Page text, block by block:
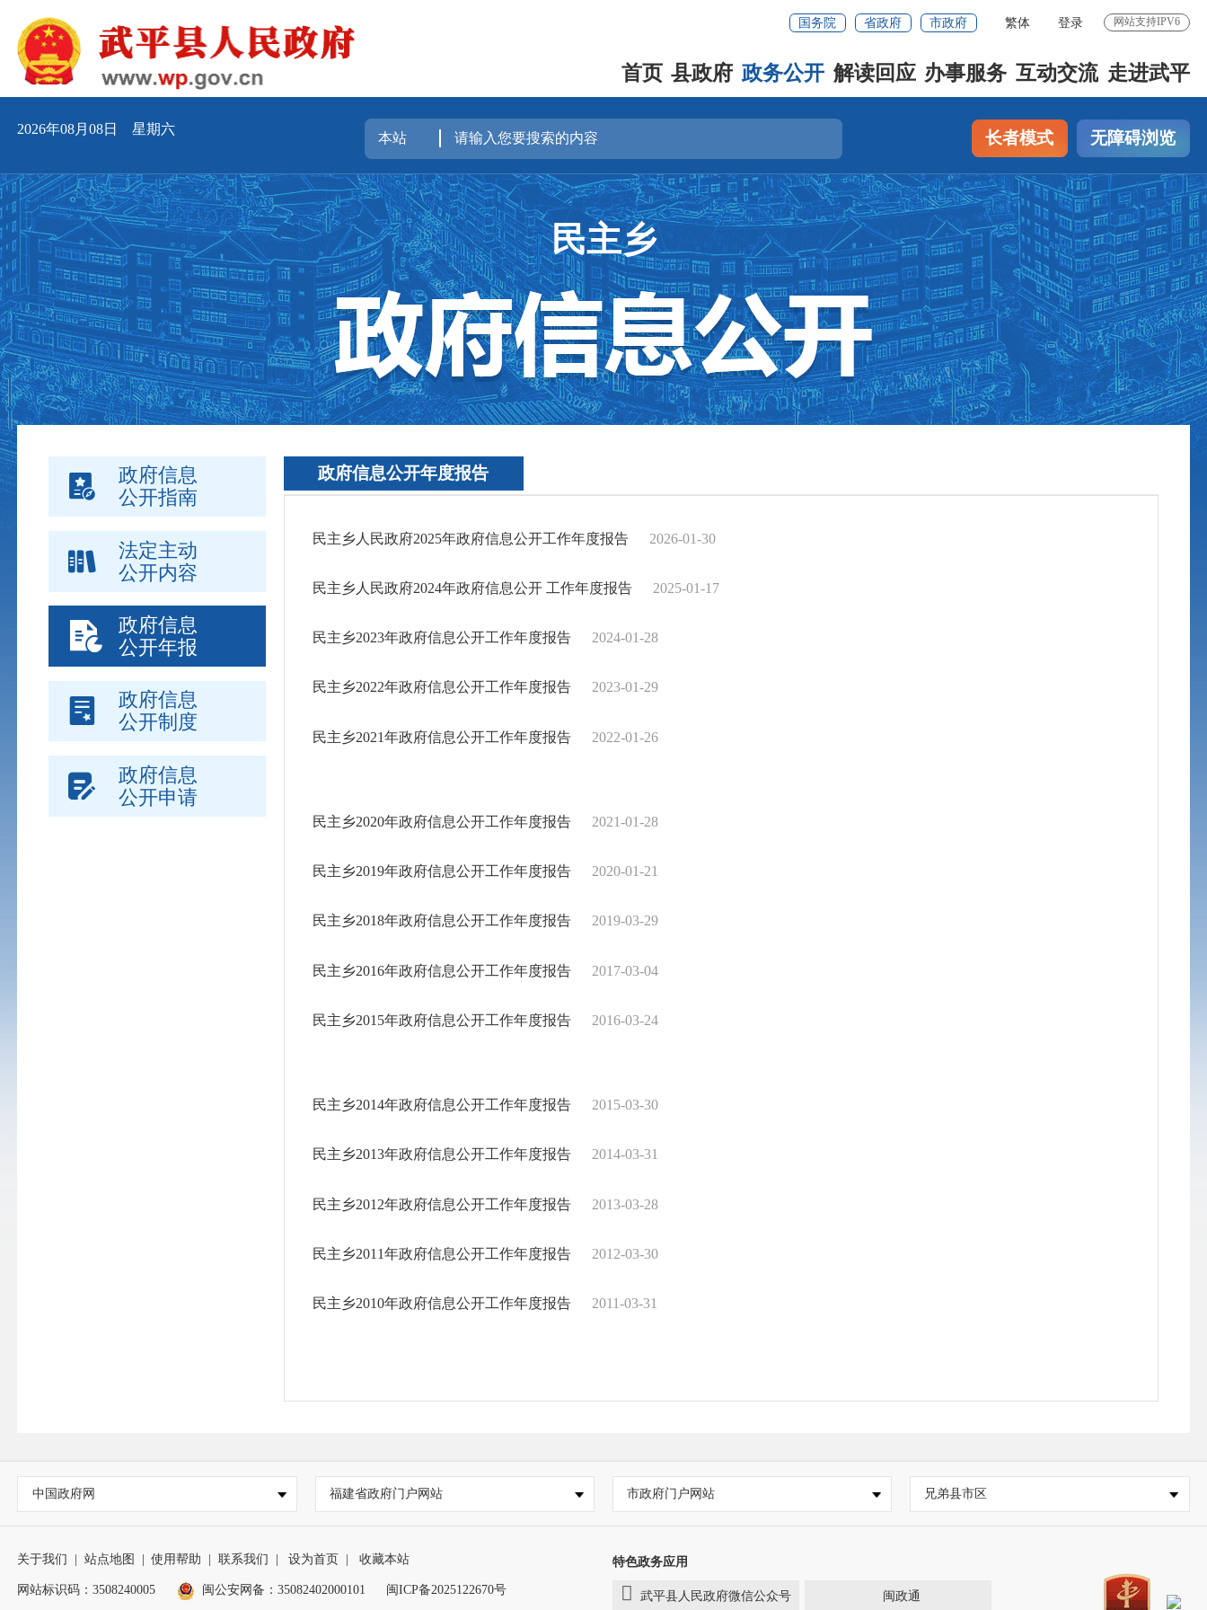
国务院 省政府 市政府 繁体 登录 网站支持IPV6
首页 县政府 政务公开 解读回应 办事服务 互动交流 走进武平
2026年08月08日 星期六 长者模式 无障碍浏览
民主乡
政府信息
公开指南
法定主动
公开内容
政府信息
公开年报
政府信息
公开制度
政府信息
公开申请
政府信息公开年度报告
民主乡人民政府2025年政府信息公开工作年度报告 2026-01-30
民主乡人民政府2024年政府信息公开 工作年度报告 2025-01-17
民主乡2023年政府信息公开工作年度报告 2024-01-28
民主乡2022年政府信息公开工作年度报告 2023-01-29
民主乡2021年政府信息公开工作年度报告 2022-01-26
民主乡2020年政府信息公开工作年度报告 2021-01-28
民主乡2019年政府信息公开工作年度报告 2020-01-21
民主乡2018年政府信息公开工作年度报告 2019-03-29
民主乡2016年政府信息公开工作年度报告 2017-03-04
民主乡2015年政府信息公开工作年度报告 2016-03-24
民主乡2014年政府信息公开工作年度报告 2015-03-30
民主乡2013年政府信息公开工作年度报告 2014-03-31
民主乡2012年政府信息公开工作年度报告 2013-03-28
民主乡2011年政府信息公开工作年度报告 2012-03-30
民主乡2010年政府信息公开工作年度报告 2011-03-31
中国政府网 福建省政府门户网站 市政府门户网站 兄弟县市区
关于我们 | 站点地图 | 使用帮助 | 联系我们 | 设为首页 | 收藏本站
网站标识码：3508240005 闽公安网备：35082402000101 闽ICP备2025122670号
特色政务应用
武平县人民政府微信公众号 闽政通